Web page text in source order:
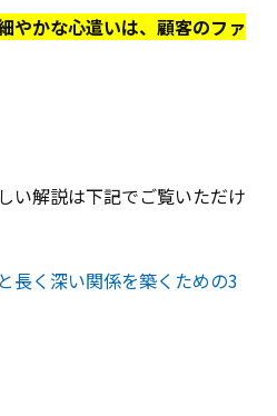
やかな心遣いは、顧客のファ
い解説は下記でご覧いただけ
長く深い関係を築くための3